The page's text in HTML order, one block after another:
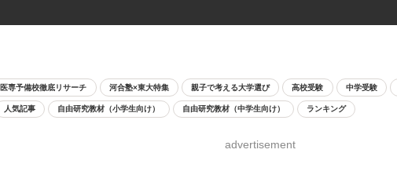
医専予備校徹底リサーチ 河合塾×東大特集 親子で考える大学選び 高校受験 中学受験
人気記事 自由研究教材（小学生向け） 自由研究教材（中学生向け） ランキング
advertisement